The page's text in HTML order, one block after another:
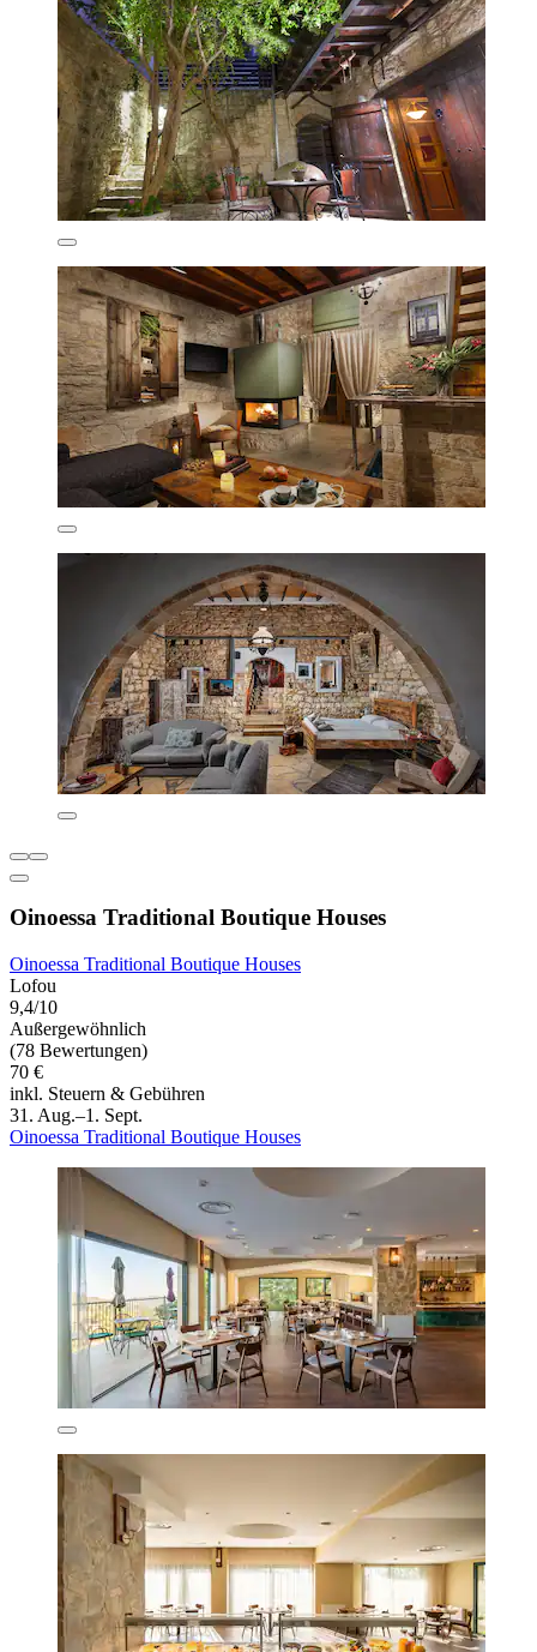
Oinoessa Traditional Boutique Houses
Oinoessa Traditional Boutique Houses
Lofou
9,4/10
Außergewöhnlich
(78 Bewertungen)
70 €
inkl. Steuern & Gebühren
31. Aug.–1. Sept.
Oinoessa Traditional Boutique Houses